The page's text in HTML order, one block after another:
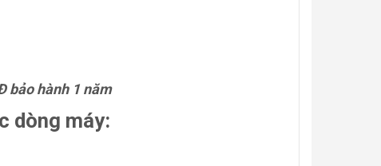
bảo hành 1 năm
dòng máy: